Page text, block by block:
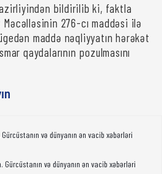
bildirilib ki, faktla
Məcəlləsinin 276-cı maddəsi ilə
maddə nəqliyyatın hərəkət
qaydalarının pozulmasını
və dünyanın ən vacib xəbərləri
Gürcüstanın və dünyanın ən vacib xəbərləri